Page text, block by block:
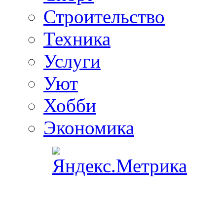
Строительство
Техника
Услуги
Уют
Хобби
Экономика